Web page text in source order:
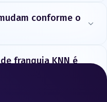
conforme o
franquia KNN é